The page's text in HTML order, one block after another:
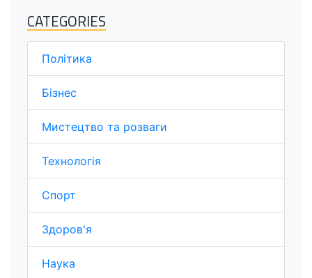
CATEGORIES
Політика
Бізнес
Мистецтво та розваги
Технологія
Спорт
Здоров'я
Наука